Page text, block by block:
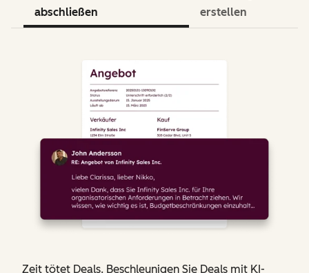
abschließen
erstellen
Zeit tötet Deals. Beschleunigen Sie Deals mit KI-